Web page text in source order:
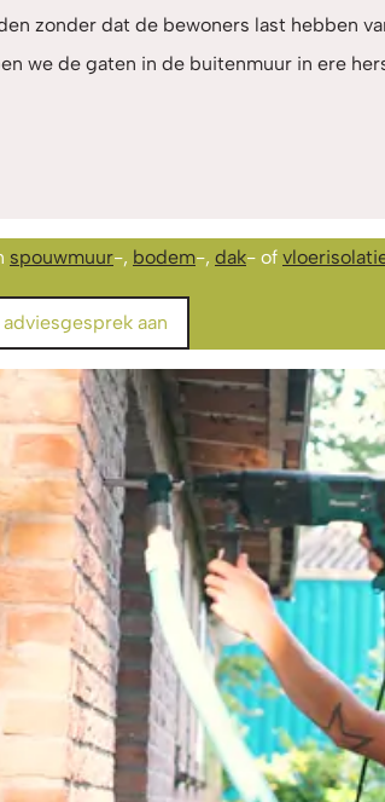
zonder dat de bewoners last hebben
we de gaten in de buitenmuur in ere
spouwmuur-, bodem-, dak- of
aan